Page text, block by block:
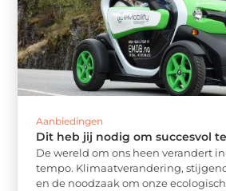
Aanbiedingen
Dit heb jij nodig om succesvol
De wereld om ons heen verandert
tempo. Klimaatverandering,
en de noodzaak om onze